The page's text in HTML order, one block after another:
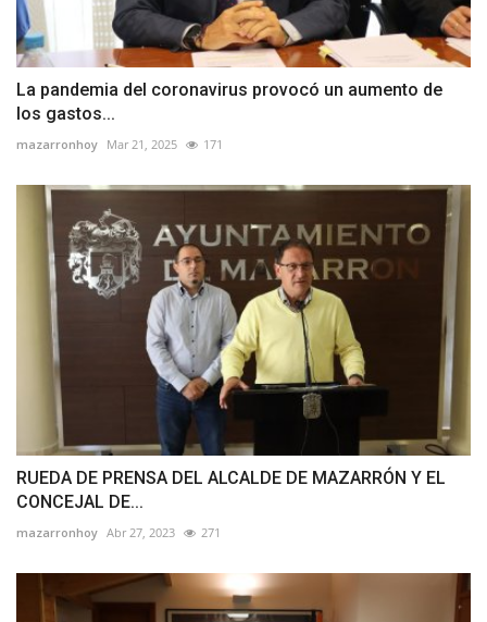
La pandemia del coronavirus provocó un aumento de
los gastos...
mazarronhoy Mar 21, 2025 171
RUEDA DE PRENSA DEL ALCALDE DE MAZARRÓN Y EL
CONCEJAL DE...
mazarronhoy Abr 27, 2023 271